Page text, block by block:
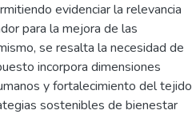
evidenciar la relevancia
para la mejora de las
se resalta la necesidad de
incorpora dimensiones
y fortalecimiento del tejido
sostenibles de bienestar